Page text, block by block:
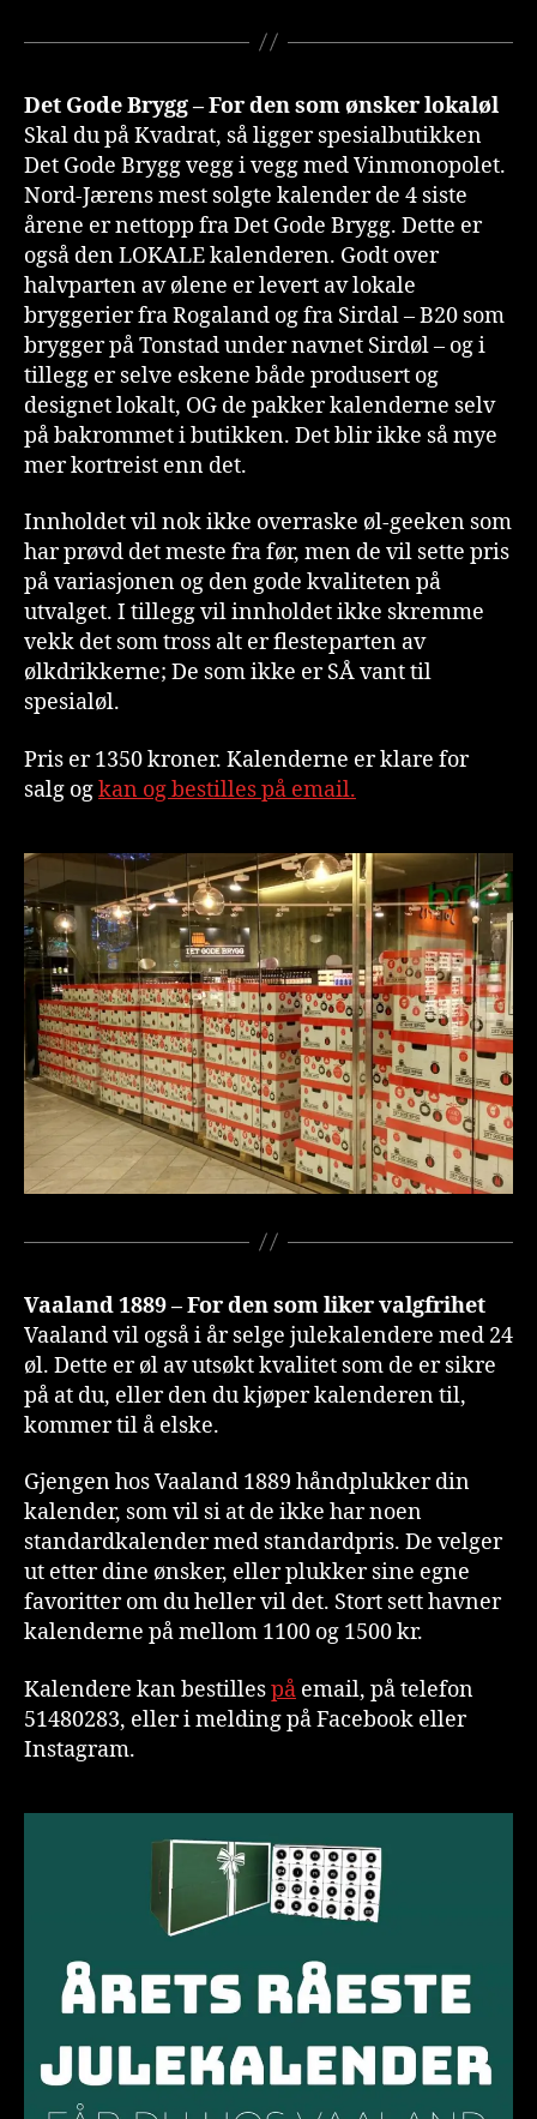
Det Gode Brygg – For den som ønsker lokaløl
Skal du på Kvadrat, så ligger spesialbutikken
Det Gode Brygg vegg i vegg med Vinmonopolet.
Nord-Jærens mest solgte kalender de 4 siste
årene er nettopp fra Det Gode Brygg. Dette er
også den LOKALE kalenderen. Godt over
halvparten av ølene er levert av lokale
bryggerier fra Rogaland og fra Sirdal – B20 som
brygger på Tonstad under navnet Sirdøl – og i
tillegg er selve eskene både produsert og
designet lokalt, OG de pakker kalenderne selv
på bakrommet i butikken. Det blir ikke så mye
mer kortreist enn det.
Innholdet vil nok ikke overraske øl-geeken som
har prøvd det meste fra før, men de vil sette pris
på variasjonen og den gode kvaliteten på
utvalget. I tillegg vil innholdet ikke skremme
vekk det som tross alt er flesteparten av
ølkdrikkerne; De som ikke er SÅ vant til
spesialøl.
Pris er 1350 kroner. Kalenderne er klare for
salg ogkan og bestilles på email.
Vaaland 1889 – For den som liker valgfrihet
Vaaland vil også i år selge julekalendere med 24
øl. Dette er øl av utsøkt kvalitet som de er sikre
på at du, eller den du kjøper kalenderen til,
kommer til å elske.
Gjengen hos Vaaland 1889 håndplukker din
kalender, som vil si at de ikke har noen
standardkalender med standardpris. De velger
ut etter dine ønsker, eller plukker sine egne
favoritter om du heller vil det. Stort sett havner
kalenderne på mellom 1100 og 1500 kr.
Kalendere kan bestillespå email, på telefon
51480283, eller i melding på Facebook eller
Instagram.